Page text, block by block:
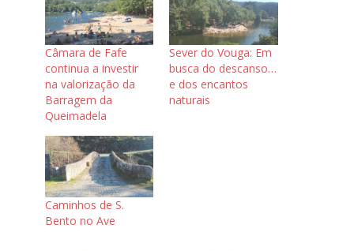
Câmara de Fafe
continua a investir
na valorização da
Barragem da
Queimadela
Sever do Vouga: Em
busca do descanso…
e dos encantos
naturais
Caminhos de S.
Bento no Ave